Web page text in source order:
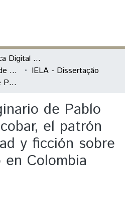
UNILA | Biblioteca Digital de Dissertações e Teses
PPGIELA - Programa de Pós-Graduação Interdisciplinar em Estudos Latino-Americanos
IELA - Dissertação
Imágen e imaginario de Pablo Escobar en Escobar, el patrón del mal: realidad y ficción sobre el narcotráfico en Colombia
de Pablo
el patrón
y ficción sobre
Colombia